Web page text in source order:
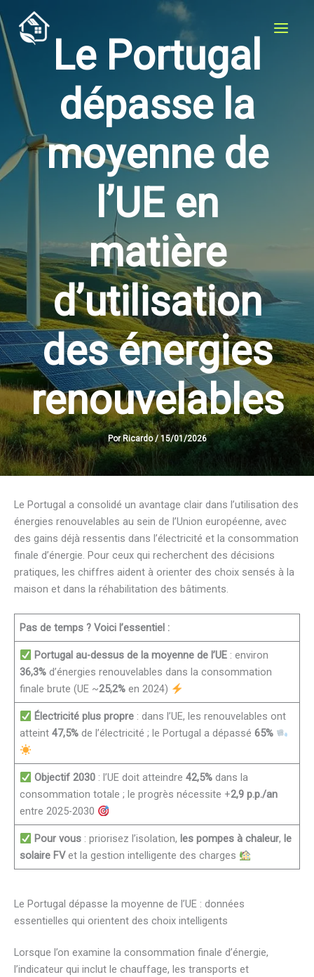
au
contenu
Le Portugal
dépasse la
moyenne de
l’UE en
matière
d’utilisation
des énergies
renouvelables
Por Ricardo/15/01/2026
Le Portugal a consolidé un avantage clair dans l’utilisation des
énergies renouvelables au sein de l’Union européenne, avec
des gains déjà ressentis dans l’électricité et la consommation
finale d’énergie. Pour ceux qui recherchent des décisions
pratiques, les chiffres aident à orienter des choix sensés à la
maison et dans la réhabilitation des bâtiments.
Pas de temps ? Voici l’essentiel :
Portugal au-dessus de la moyenne de l’UE: environ
36,3% d’énergies renouvelables dans la consommation
finale brute (UE ~25,2% en 2024)
Électricité plus propre: dans l’UE, les renouvelables ont
atteint47,5% de l’électricité ; le Portugal a dépassé65%
Objectif 2030: l’UE doit atteindre 42,5%dans la
consommation totale ; le progrès nécessite +2,9 p.p./an
entre 2025-2030
Pour vous: priorisez l’isolation, les pompes à chaleur, le
solaire FVet la gestion intelligente des charges
Le Portugal dépasse la moyenne de l’UE : données
essentielles qui orientent des choix intelligents
Lorsque l’on examine la consommation finale d’énergie,
l’indicateur qui inclut le chauffage, les transports et